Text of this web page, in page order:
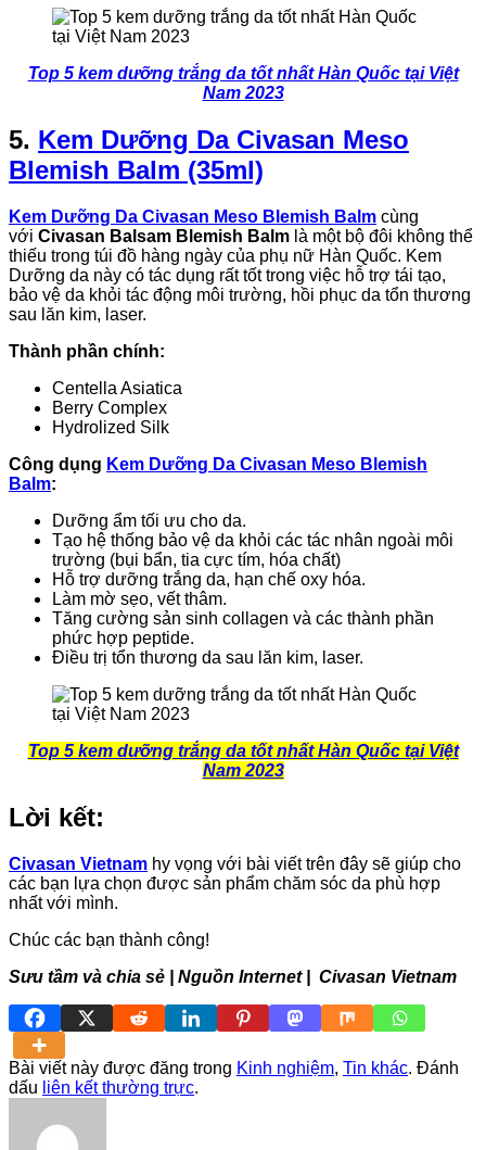
Top 5 kem dưỡng trắng da tốt nhất Hàn Quốc tại Việt
Nam 2023
5. Kem Dưỡng Da Civasan Meso
Blemish Balm (35ml)
Kem Dưỡng Da Civasan Meso Blemish Balm cùng
với Civasan Balsam Blemish Balm là một bộ đôi không thể
thiếu trong túi đồ hàng ngày của phụ nữ Hàn Quốc. Kem
Dưỡng da này có tác dụng rất tốt trong việc hỗ trợ tái tạo,
bảo vệ da khỏi tác động môi trường, hồi phục da tổn thương
sau lăn kim, laser.
Thành phần chính:
Centella Asiatica
Berry Complex
Hydrolized Silk
Công dụng Kem Dưỡng Da Civasan Meso Blemish
Balm:
Dưỡng ẩm tối ưu cho da.
Tạo hệ thống bảo vệ da khỏi các tác nhân ngoài môi
trường (bụi bẩn, tia cực tím, hóa chất)
Hỗ trợ dưỡng trắng da, hạn chế oxy hóa.
Làm mờ sẹo, vết thâm.
Tăng cường sản sinh collagen và các thành phần
phức hợp peptide.
Điều trị tổn thương da sau lăn kim, laser.
Top 5 kem dưỡng trắng da tốt nhất Hàn Quốc tại Việt
Nam 2023
Lời kết:
Civasan Vietnam hy vọng với bài viết trên đây sẽ giúp cho
các bạn lựa chọn được sản phẩm chăm sóc da phù hợp
nhất với mình.
Chúc các bạn thành công!
Sưu tầm và chia sẻ | Nguồn Internet |
Civasan Vietnam
Bài viết này được đăng trong Kinh nghiệm, Tin khác. Đánh
dấu liên kết thường trực.